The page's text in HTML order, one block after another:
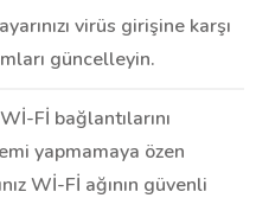
virüs girişine karşı
güncelleyin.
Fİ bağlantılarını
yapmamaya özen
Wİ-Fİ ağının güvenli